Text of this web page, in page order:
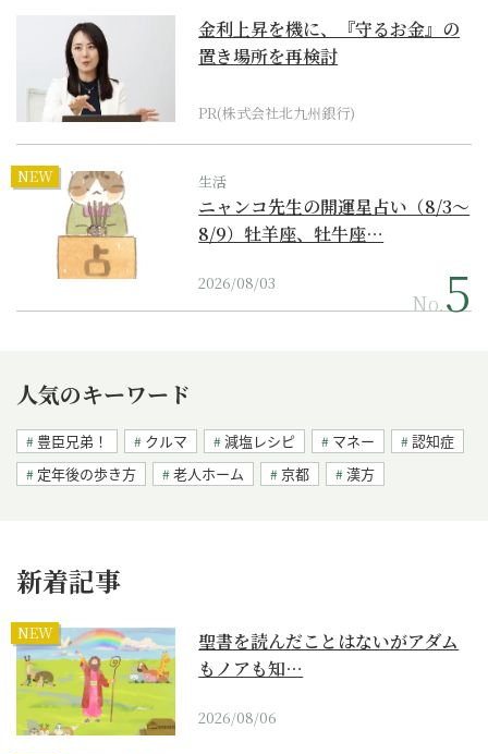
金利上昇を機に、『守るお金』の
置き場所を再検討
PR(株式会社北九州銀行)
NEW 生活
ニャンコ先生の開運星占い（8/3～
8/9）牡羊座、牡牛座…
2026/08/03
No.
人気のキーワード
豊臣兄弟！ クルマ 減塩レシピ マネー
認知症
定年後の歩き方
老人ホーム 京都 漢方
新着記事
NEW
聖書を読んだことはないがアダム
もノアも知…
2026/08/06